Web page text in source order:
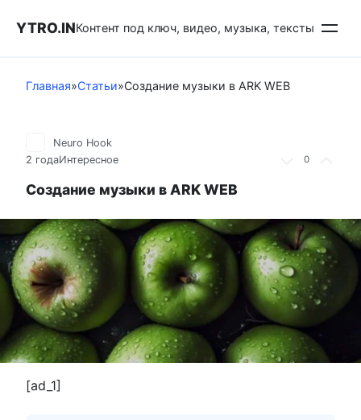
YTRO.INКонтент под ключ, видео, музыка, тексты
Главная»Статьи»Создание музыки в ARK WEB
0
Neuro Hook
2 годаИнтересное
Создание музыки в ARK WEB
[ad_1]